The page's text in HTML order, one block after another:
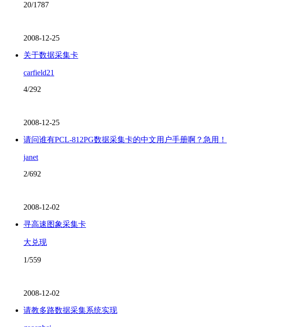
20/1787
2008-12-25
关于数据采集卡
carfield21
4/292
2008-12-25
请问谁有PCL-812PG数据采集卡的中文用户手册啊？急用！
janet
2/692
2008-12-02
寻高速图象采集卡
大兑现
1/559
2008-12-02
请教多路数据采集系统实现